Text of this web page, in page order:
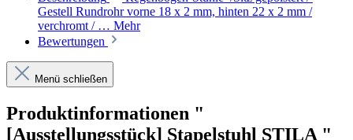
Gestell Rundrohr vorne 18 x 2 mm, hinten 22 x 2 mm /
verchromt / … Mehr
Bewertungen
Menü schließen
Produktinformationen "
[Ausstellungsstück] Stapelstuhl STILA "